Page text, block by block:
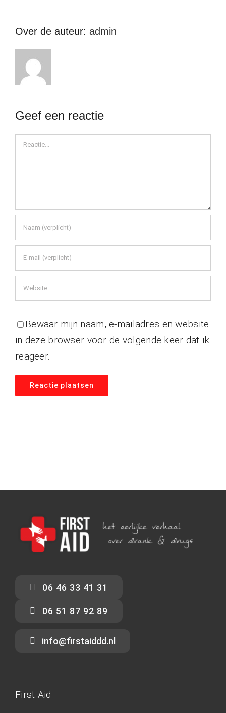
Over de auteur: admin
Geef een reactie
Reactie
Bewaar mijn naam, e-mailadres en website
in deze browser voor de volgende keer dat ik
reageer.
06 46 33 41 31
06 51 87 92 89
info@firstaiddd.nl
First Aid